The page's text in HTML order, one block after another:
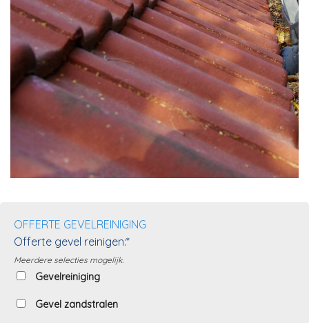
OFFERTE GEVELREINIGING
Offerte gevel reinigen:*
Meerdere selecties mogelijk.
Gevelreiniging
Gevel zandstralen